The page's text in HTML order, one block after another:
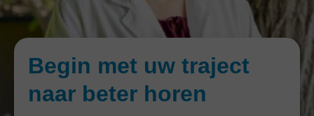
Begin met uw traject
naar beter horen